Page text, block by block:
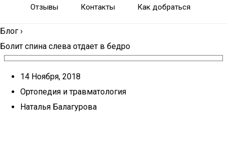
Отзывы Контакты Как добраться
Блог ›
Болит спина слева отдает в бедро
14 Ноября, 2018
Ортопедия и травматология
Наталья Балагурова